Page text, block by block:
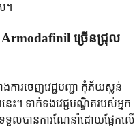
។
ាំ Armodafinil ច្រើនជ្រុល
ការចេញវេជ្ជបញ្ជា កុំភ័យស្លន់
េះ។ ទាក់ទងវេជ្ជបណ្ឌិតរបស់អ្នក
ទួលបានការណែនាំដោយផ្អែកលើ